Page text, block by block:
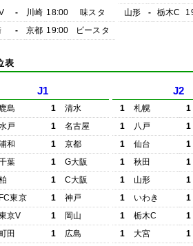
- 川崎 18:00
味スタ
- 京都 19:00 ピースタ
山形
- 栃木C
表
J1
鹿島 1
清水
戸 1
名古屋
和 1
京都
葉 1
G大阪
1
C大阪
FC東京 1
神戸
京V 1
岡山
田 1
広島
J2
1 札幌
1
1
八戸
1
1
仙台
1
1
秋田
1
1
山形
1
1
いわき
1
1
栃木C
1
1
大宮
1